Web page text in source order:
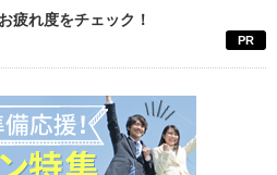
疲れ度をチェック！
PR